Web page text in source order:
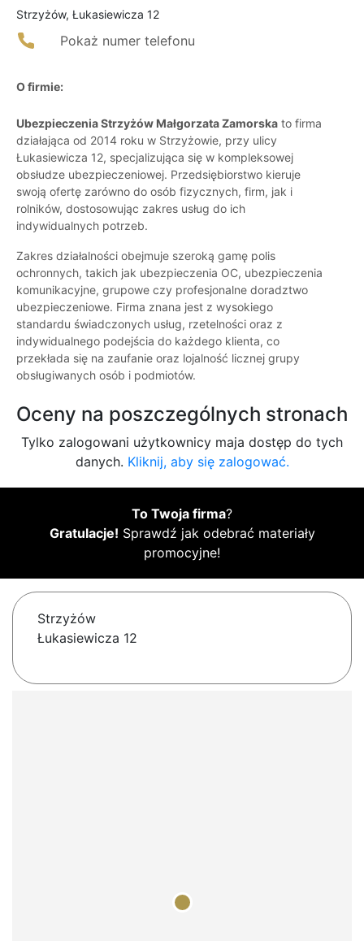
Strzyżów, Łukasiewicza 12
Pokaż numer telefonu
O firmie:
Ubezpieczenia Strzyżów Małgorzata Zamorska to firma
działająca od 2014 roku w Strzyżowie, przy ulicy
Łukasiewicza 12, specjalizująca się w kompleksowej
obsłudze ubezpieczeniowej. Przedsiębiorstwo kieruje
swoją ofertę zarówno do osób fizycznych, firm, jak i
rolników, dostosowując zakres usług do ich
indywidualnych potrzeb.
Zakres działalności obejmuje szeroką gamę polis
ochronnych, takich jak ubezpieczenia OC, ubezpieczenia
komunikacyjne, grupowe czy profesjonalne doradztwo
ubezpieczeniowe. Firma znana jest z wysokiego
standardu świadczonych usług, rzetelności oraz z
indywidualnego podejścia do każdego klienta, co
przekłada się na zaufanie oraz lojalność licznej grupy
obsługiwanych osób i podmiotów.
Oceny na poszczególnych stronach
Tylko zalogowani użytkownicy maja dostęp do tych
danych. Kliknij, aby się zalogować.
To Twoja firma?
Gratulacje! Sprawdź jak odebrać materiały
promocyjne!
Strzyżów
Łukasiewicza 12